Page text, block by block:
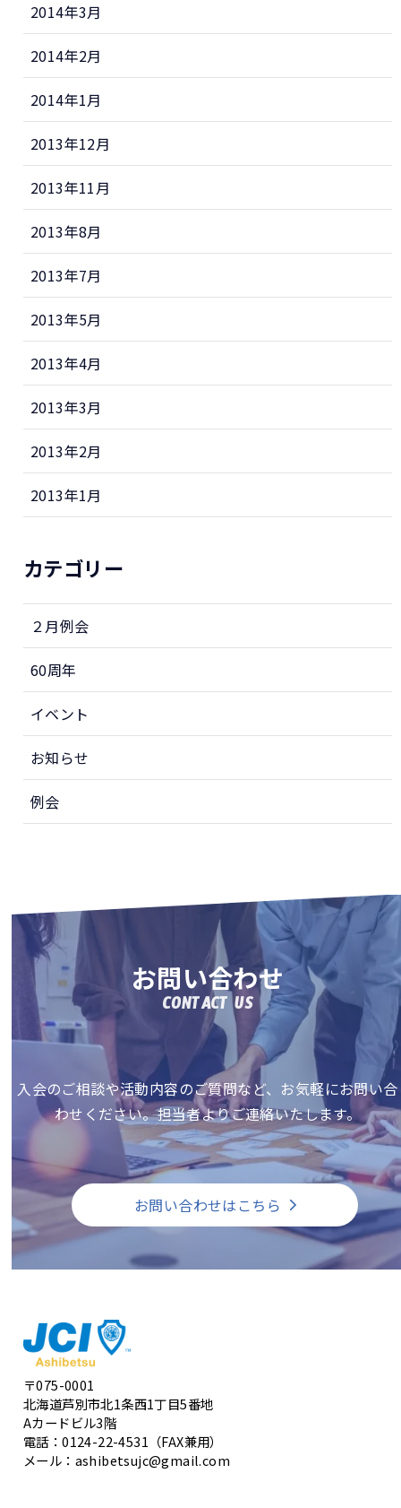
2014年3月
2014年2月
2014年1月
2013年12月
2013年11月
2013年8月
2013年7月
2013年5月
2013年4月
2013年3月
2013年2月
2013年1月
カテゴリー
２月例会
60周年
イベント
お知らせ
例会
お問い合わせ
CONTACT US
入会のご相談や活動内容のご質問など、お気軽にお問い合
わせください。担当者よりご連絡いたします。
お問い合わせはこちら
〒075-0001
北海道芦別市北1条西1丁目5番地
Aカードビル3階
電話：0124-22-4531（FAX兼用）
メール：ashibetsujc@gmail.com